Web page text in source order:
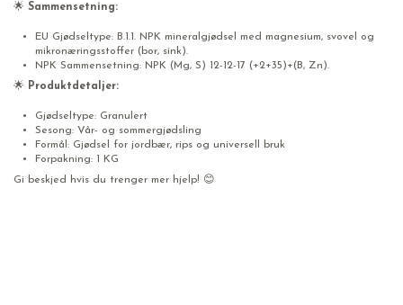
🌟 Sammensetning:
EU Gjødseltype: B.1.1. NPK mineralgjødsel med magnesium, svovel og
mikronæringsstoffer (bor, sink).
NPK Sammensetning: NPK (Mg, S) 12-12-17 (+2+35)+(B, Zn).
🌟 Produktdetaljer:
Gjødseltype: Granulert
Sesong: Vår- og sommergjødsling
Formål: Gjødsel for jordbær, rips og universell bruk
Forpakning: 1 KG
Gi beskjed hvis du trenger mer hjelp! 😊